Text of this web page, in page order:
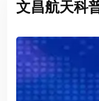
文昌航天科